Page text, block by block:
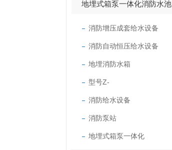
地埋式箱泵一体化消防水池
消防增压成套给水设备
消防自动恒压给水设备
地埋消防水箱
型号Z-
消防给水设备
消防泵站
地埋式箱泵一体化